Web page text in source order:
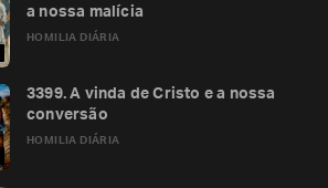
HOMILIA DIÁRIA
a nossa malícia
HOMILIA DIÁRIA
3399. A vinda de Cristo e a nossa
conversão